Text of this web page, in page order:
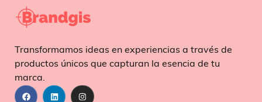
Transformamos ideas en experiencias a través de
productos únicos que capturan la esencia de tu
marca.